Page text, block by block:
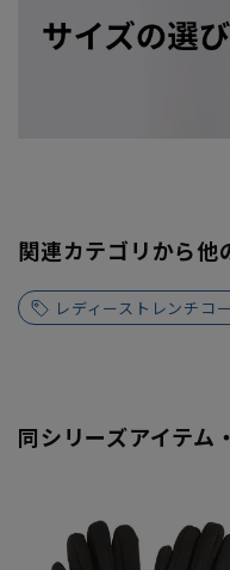
関連カテゴリから他
レディーストレンチコ
同シリーズアイテム